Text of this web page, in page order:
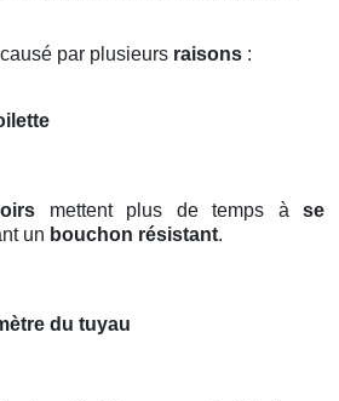
par plusieurs raisons :
mettent plus de temps àse
un bouchon résistant.
du tuyau